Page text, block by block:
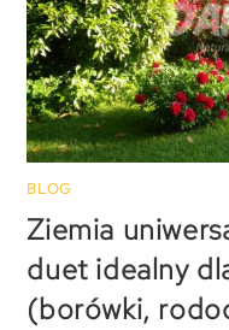
BLOG
Ziemia
duet idealny
(borówki,